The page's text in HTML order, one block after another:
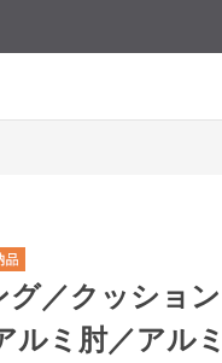
／クッショ
ルミ肘／アル